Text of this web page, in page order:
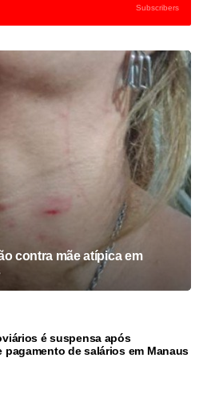
Subscribers
contra mãe atípica em
é suspensa após
pagamento de salários em Manaus